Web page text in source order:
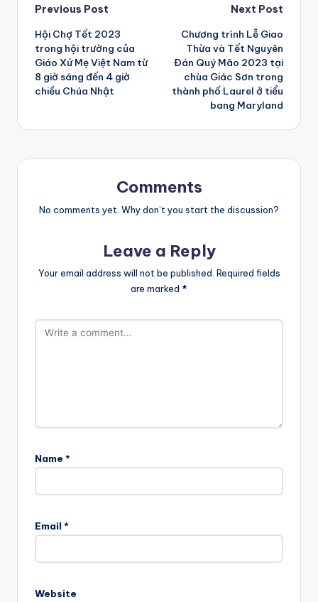
Post
navigation
Previous Post
Hội Chợ Tết 2023
trong hội trường của
Giáo Xứ Mẹ Việt Nam từ
8 giờ sáng đến 4 giờ
chiều Chúa Nhật
Next Post
Chương trình Lễ Giao
Thừa và Tết Nguyên
Đán Quý Mão 2023 tại
chùa Giác Sơn trong
thành phố Laurel ở tiểu
bang Maryland
Comments
No comments yet. Why don’t you start the discussion?
Leave a Reply
Your email address will not be published. Required fields
are marked *
Name *
Email *
Website